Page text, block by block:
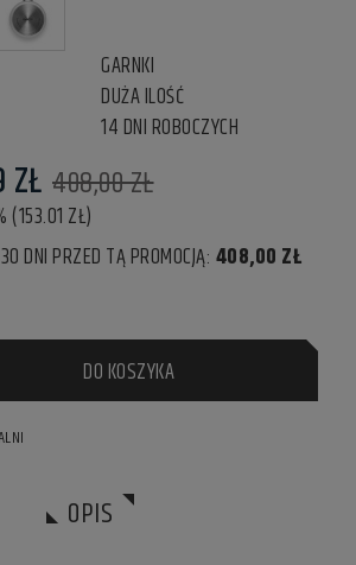
GARNKI
DUŻA ILOŚĆ
14 DNI ROBOCZYCH
ZŁ 408,00 ZŁ
(153.01 ZŁ)
DNI PRZED TĄ PROMOCJĄ: 408,00 ZŁ
DO KOSZYKA
OPIS